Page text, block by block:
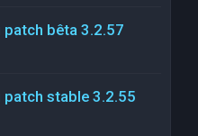
bêta 3.2.57
patch stable 3.2.55